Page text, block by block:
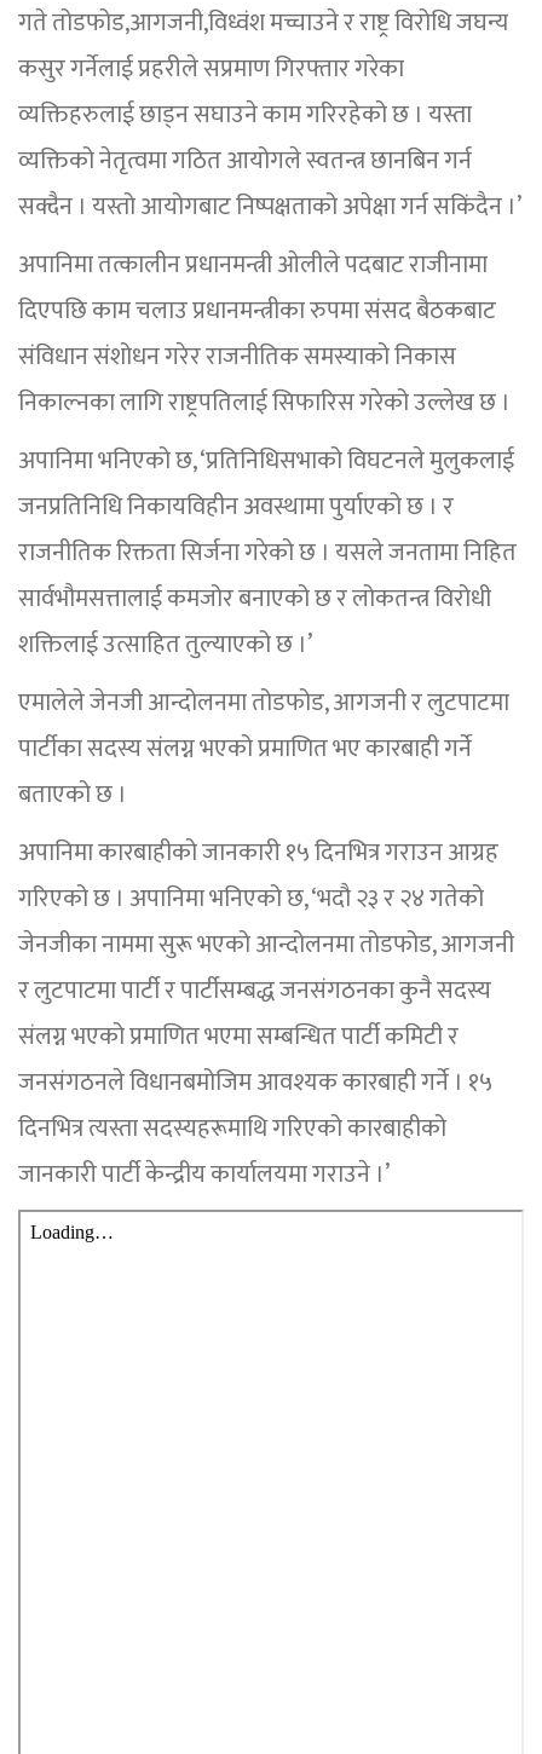
गते तोडफोड,आगजनी,विध्वंश मच्चाउने र राष्ट्र विरोधि जघन्य
कसुर गर्नेलाई प्रहरीले सप्रमाण गिरफ्तार गरेका
व्यक्तिहरुलाई छाड्न सघाउने काम गरिरहेको छ । यस्ता
व्यक्तिको नेतृत्वमा गठित आयोगले स्वतन्त्र छानबिन गर्न
सक्दैन । यस्तो आयोगबाट निष्पक्षताको अपेक्षा गर्न सकिंदैन ।’
अपानिमा तत्कालीन प्रधानमन्त्री ओलीले पदबाट राजीनामा
दिएपछि काम चलाउ प्रधानमन्त्रीका रुपमा संसद बैठकबाट
संविधान संशोधन गरेर राजनीतिक समस्याको निकास
निकाल्नका लागि राष्ट्रपतिलाई सिफारिस गरेको उल्लेख छ ।
अपानिमा भनिएको छ, ‘प्रतिनिधिसभाको विघटनले मुलुकलाई
जनप्रतिनिधि निकायविहीन अवस्थामा पुर्याएको छ । र
राजनीतिक रिक्तता सिर्जना गरेको छ । यसले जनतामा निहित
सार्वभौमसत्तालाई कमजोर बनाएको छ र लोकतन्त्र विरोधी
शक्तिलाई उत्साहित तुल्याएको छ ।’
एमालेले जेनजी आन्दोलनमा तोडफोड, आगजनी र लुटपाटमा
पार्टीका सदस्य संलग्न भएको प्रमाणित भए कारबाही गर्ने
बताएको छ ।
अपानिमा कारबाहीको जानकारी १५ दिनभित्र गराउन आग्रह
गरिएको छ । अपानिमा भनिएको छ, ‘भदौ २३ र २४ गतेको
जेनजीका नाममा सुरू भएको आन्दोलनमा तोडफोड, आगजनी
र लुटपाटमा पार्टी र पार्टीसम्बद्ध जनसंगठनका कुनै सदस्य
संलग्न भएको प्रमाणित भएमा सम्बन्धित पार्टी कमिटी र
जनसंगठनले विधानबमोजिम आवश्यक कारबाही गर्ने । १५
दिनभित्र त्यस्ता सदस्यहरूमाथि गरिएको कारबाहीको
जानकारी पार्टी केन्द्रीय कार्यालयमा गराउने ।’